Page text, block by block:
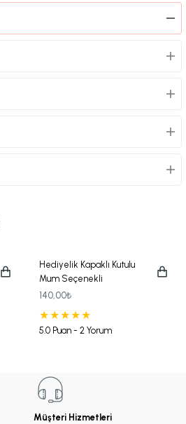
Hediyelik Kapaklı Kutulu
Mum Seçenekli
140,00₺
5.0 Puan - 2 Yorum
Müşteri Hizmetleri